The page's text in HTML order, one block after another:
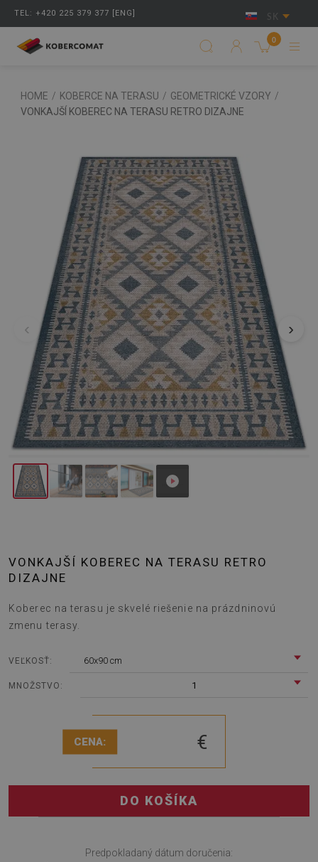
TEL: +420 225 379 377 [ENG] SK
0
HOME / KOBERCE NA TERASU / GEOMETRICKÉ VZORY /
VONKAJŠÍ KOBEREC NA TERASU RETRO DIZAJNE
‹ ›
VONKAJŠÍ KOBEREC NA TERASU RETRO
DIZAJNE
Koberec na terasu je skvelé riešenie na prázdninovú
zmenu terasy.
VEĽKOSŤ: 60x90 cm
MNOŽSTVO: 1
CENA: €
DO KOŠÍKA
Predpokladaný dátum doručenia: